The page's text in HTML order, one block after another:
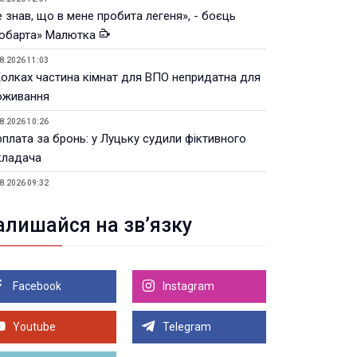
знав, що в мене пробита легеня», - боєць
Малютка
11:03
частина кімнат для ВПО непридатна для
10:26
за бронь: у Луцьку судили фіктивного
09:32
21:18
телеоб'єктивів Sigma Sports та Sony G-
21:00
на 99,9% готовий новий Державний
простір. ВІДЕО
Більше новин
на зв’язку
Facebook Instagram
Youtube Telegram